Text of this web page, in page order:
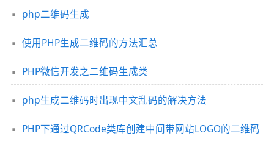
php二维码生成
使用PHP生成二维码的方法汇总
PHP微信开发之二维码生成类
php生成二维码时出现中文乱码的解决方法
PHP下通过QRCode类库创建中间带网站LOGO的二维码